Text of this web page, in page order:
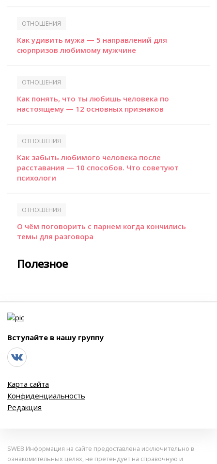
ОТНОШЕНИЯ
Как удивить мужа — 5 направлений для
сюрпризов любимому мужчине
ОТНОШЕНИЯ
Как понять, что ты любишь человека по
настоящему — 12 основных признаков
ОТНОШЕНИЯ
Как забыть любимого человека после
расставания — 10 способов. Что советуют
психологи
ОТНОШЕНИЯ
О чём поговорить с парнем когда кончились
темы для разговора
Полезное
Вступайте в нашу группу
Карта сайта
Конфиденциальность
Редакция
SWEB Информация на сайте предоставлена исключительно в
ознакомительных целях, не претендует на справочную и